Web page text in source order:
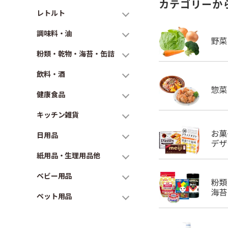
レトルト
調味料・油
粉類・乾物・海苔・缶詰
飲料・酒
健康食品
キッチン雑貨
日用品
紙用品・生理用品他
ベビー用品
ペット用品
カテゴリーか